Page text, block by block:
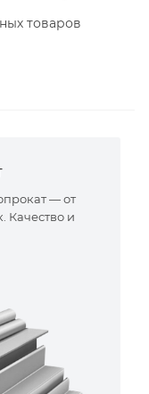
товаров
— от
Качество и